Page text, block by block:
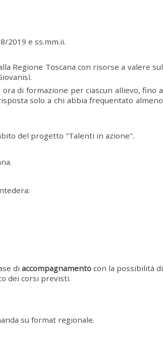
2019 e ss.mm.ii.
Regione Toscana con risorse a valere sul
di formazione per ciascun allievo, fino a
solo a chi abbia frequentato almeno
del progetto "Talenti in azione".
di accompagnamentocon la possibilità di
dei corsi previsti.
su format regionale.